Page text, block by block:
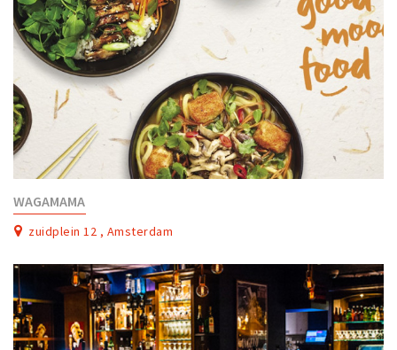
WAGAMAMA
zuidplein 12 , Amsterdam